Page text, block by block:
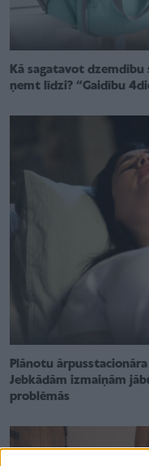
Kā sagatavot dzemdību
ņemt līdzi? “Gaidību
Plānotu
Jebkādām izmaiņām
problēmās